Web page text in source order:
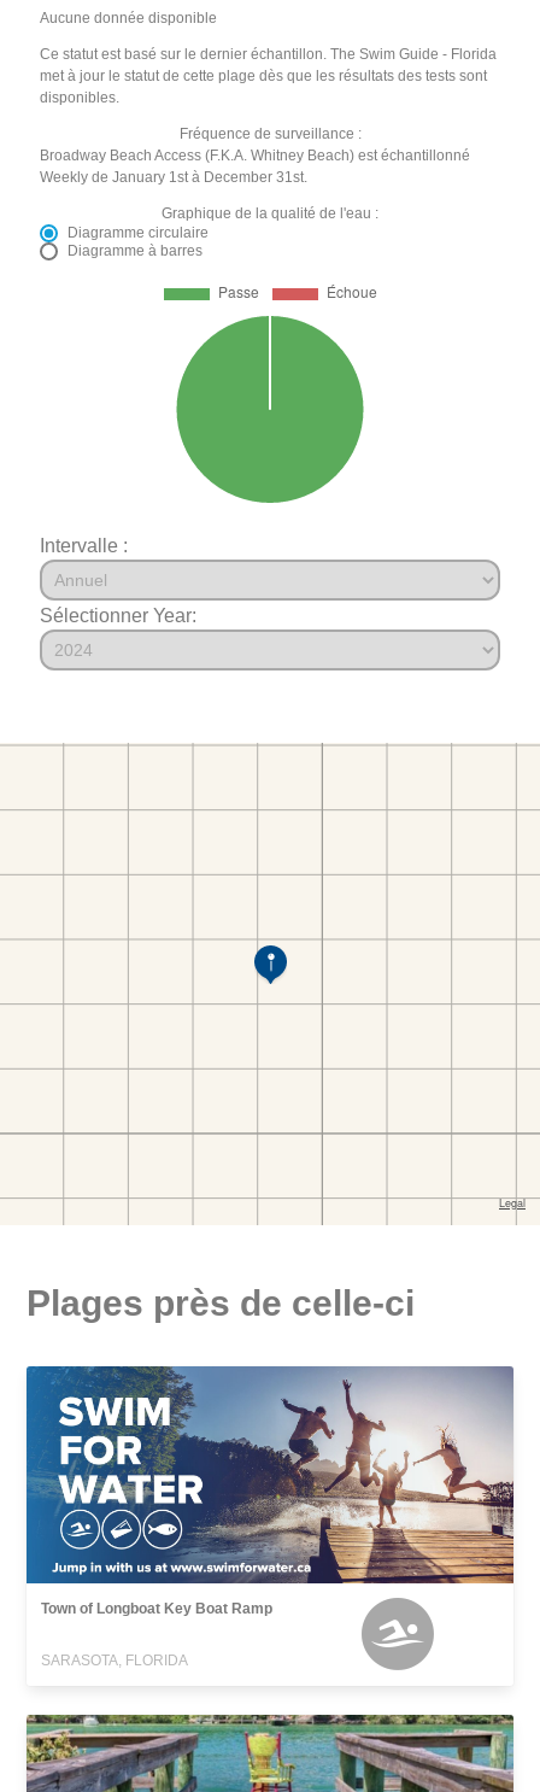
Aucune donnée disponible
Ce statut est basé sur le dernier échantillon. The Swim Guide - Florida
met à jour le statut de cette plage dès que les résultats des tests sont
disponibles.
Fréquence de surveillance :
Broadway Beach Access (F.K.A. Whitney Beach) est échantillonné
Weekly de January 1st à December 31st.
Graphique de la qualité de l'eau :
Diagramme circulaire
Diagramme à barres
Intervalle :
Sélectionner Year:
Plages près de celle-ci
Town of Longboat Key Boat Ramp
SARASOTA, FLORIDA